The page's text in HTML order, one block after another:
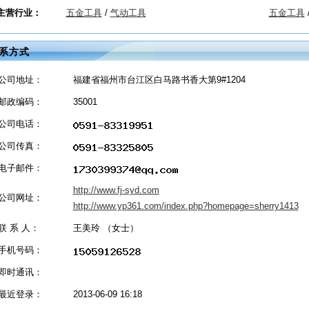
营行业： 五金工具/ 气动工具 五金工具
方式
司地址： 福建省福州市台江区白马路书香大第9#1204
政编码： 35001
司电话：
司传真：
子邮件：
司网址：
http://www.fj-syd.com
http://www.yp361.com/index.php?homepage=sherry1413
系 人： 王美玲 （女士）
机号码：
时通讯：
近登录： 2013-06-09 16:18